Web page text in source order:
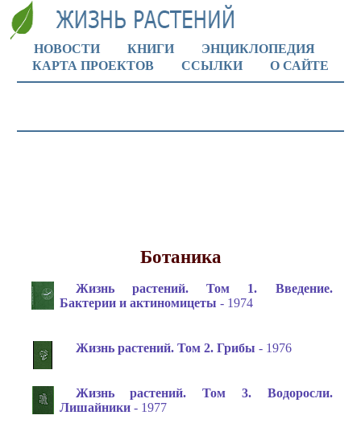
НОВОСТИ КНИГИ
ЭНЦИКЛОПЕДИЯ
КАРТА ПРОЕКТОВ
ССЫЛКИ О САЙТЕ
Ботаника
Жизнь растений. Том 1. Введение.
Бактерии и актиномицеты - 1974
Жизнь растений. Том 2. Грибы - 1976
Жизнь растений. Том 3. Водоросли.
Лишайники- 1977